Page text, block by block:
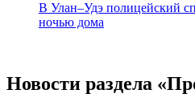
В Улан–Удэ полицейский
ночью дома
Новости раздела